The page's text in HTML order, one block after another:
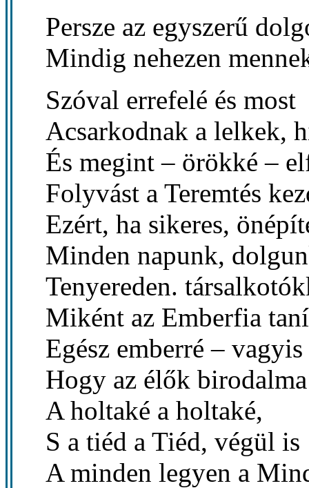
Persze az egyszerű
Mindig nehezen
Szóval errefelé és most
Acsarkodnak a lelkek,
És megint – örökké –
Folyvást a Teremtés
Ezért, ha sikeres,
Minden napunk,
Tenyereden.
Miként az Emberfia
Egész emberré –
Hogy az élők
A holtaké a holtaké,
S a tiéd a Tiéd, végül is
A minden legyen a